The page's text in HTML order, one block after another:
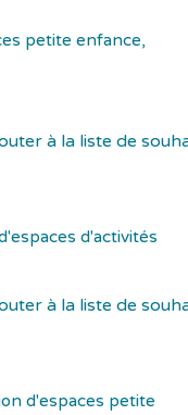
petite enfance,
à la liste de
d'activités
à la liste de
d'espaces petite